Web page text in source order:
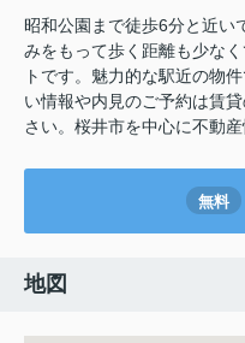
昭和公園まで徒歩6分と近い
みをもって歩く距離も少な
トです。魅力的な駅近の物
い情報や内見のご予約は賃
さい。桜井市を中心に不動
無料
地図